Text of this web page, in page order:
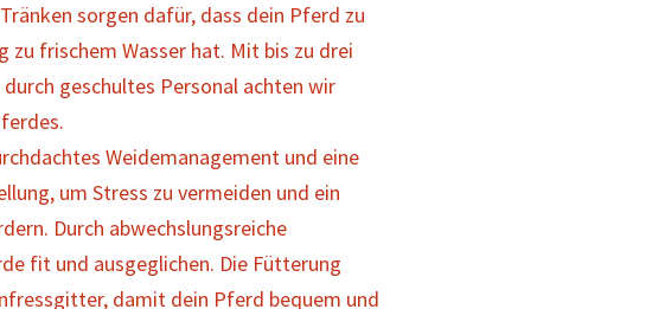
sorgen dafür, dass dein Pferd zu
frischem Wasser hat. Mit bis zu drei
geschultes Personal achten wir
Weidemanagement und eine
um Stress zu vermeiden und ein
Durch abwechslungsreiche
fit und ausgeglichen. Die Fütterung
damit dein Pferd bequem und